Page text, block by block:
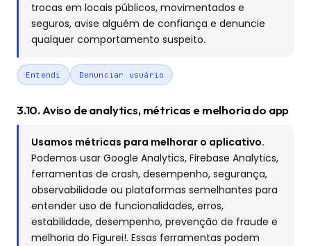
trocas em locais públicos, movimentados e
seguros, avise alguém de confiança e denuncie
qualquer comportamento suspeito.
Entendi Denunciar usuário
3.10. Aviso de analytics, métricas e melhoria do app
Usamos métricas para melhorar o aplicativo.
Podemos usar Google Analytics, Firebase Analytics,
ferramentas de crash, desempenho, segurança,
observabilidade ou plataformas semelhantes para
entender uso de funcionalidades, erros,
estabilidade, desempenho, prevenção de fraude e
melhoria do Figurei!. Essas ferramentas podem